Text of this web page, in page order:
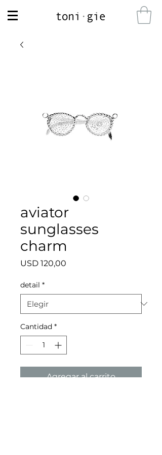
aviator
sunglasses
charm
USD 120,00
detail *
Cantidad *
Agregar al carrito